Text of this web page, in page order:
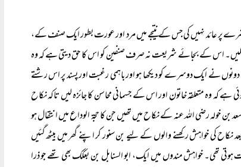
پر عائد نہیں کی جس کے نتیجے میں مرد اور عورت بطور ایک صنف کے،
اس کے بجائے شریعت نہ صرف صنفین کو اس کا حق دیتی ہے کہ وہ
نے ایک دوسرے کو دیکھا ہو اور باہمی رغبت اور پسند پر اس رشتے
وہ متعلقہ خاتون اور اس کے جسمانی محاسن کا جائزہ لیں تاکہ نکاح
بن خولہ رضی اللہ عنہ کے نکاح میں تھیں جن کا حجۃ الوداع میں انتقال ہو
کی خواہش رکھنے والوں کے لیے بن سنور کر اپنے گھر میں بیٹھ گئیں
تھی۔ خواہش مندوں میں ایک، ابو السنابل بن بعکک بھی تھے جو ذرا